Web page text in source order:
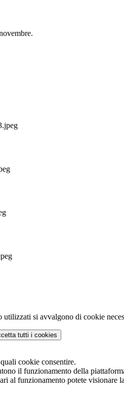
utilizzati si avvalgono di cookie
tutti i cookies
cookie consentire.
il funzionamento della
al funzionamento potete visionare la